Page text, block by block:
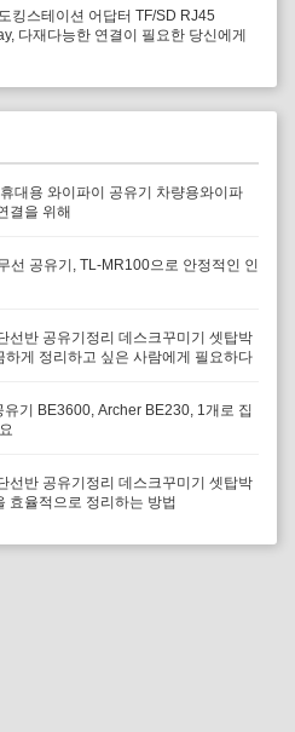
킹스테이션 어답터 TF/SD RJ45
다재다능한 연결이 필요한 당신에게
대용 와이파이 공유기 차량용와이파
결을 위해
선 공유기, TL-MR100으로 안정적인 인
선반 공유기정리 데스크꾸미기 셋탑박
하게 정리하고 싶은 사람에게 필요하다
기 BE3600, Archer BE230, 1개로 집
선반 공유기정리 데스크꾸미기 셋탑박
효율적으로 정리하는 방법